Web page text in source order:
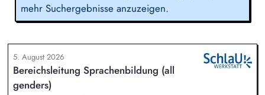
mehr Suchergebnisse anzuzeigen.
5. August 2026
Bereichsleitung Sprachenbildung (all
genders)